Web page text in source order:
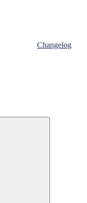
Changelog